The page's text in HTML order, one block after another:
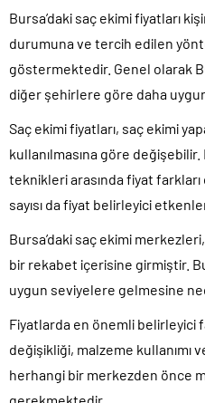
Bursa’daki saç ekimi fiyatları
durumuna ve tercih edilen
göstermektedir. Genel olarak
diğer şehirlere göre daha
Saç ekimi fiyatları, saç ekimi
kullanılmasına göre
teknikleri arasında fiyat
sayısı da fiyat belirleyici
Bursa’daki saç ekimi
bir rekabet içerisine girmiştir.
uygun seviyelere gelmesine
Fiyatlarda en önemli belirleyici
değişikliği, malzeme kullanımı
herhangi bir merkezden önce